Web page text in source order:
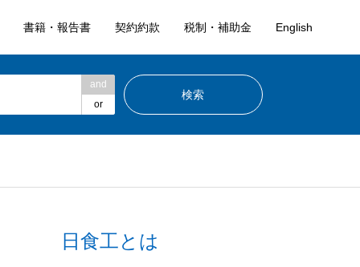
書籍・報告書 契約約款 税制・補助金 English
and
or
日食工とは